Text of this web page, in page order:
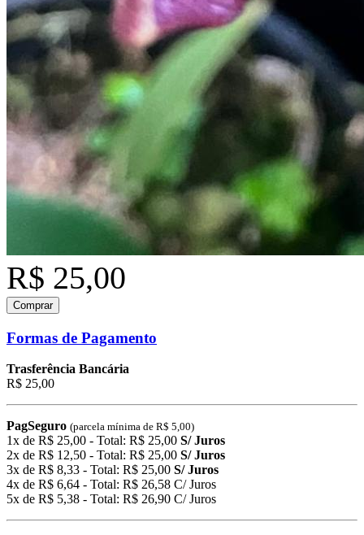
R$ 25,00
Comprar
Formas de Pagamento
Trasferência Bancária
R$ 25,00
PagSeguro (parcela mínima de R$ 5,00)
1x de R$ 25,00 - Total: R$ 25,00 S/ Juros
2x de R$ 12,50 - Total: R$ 25,00 S/ Juros
3x de R$ 8,33 - Total: R$ 25,00 S/ Juros
4x de R$ 6,64 - Total: R$ 26,58 C/ Juros
5x de R$ 5,38 - Total: R$ 26,90 C/ Juros